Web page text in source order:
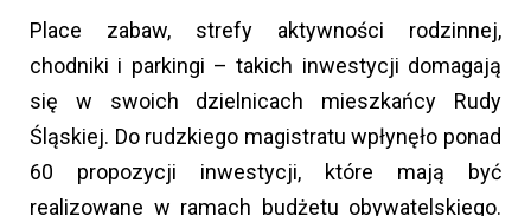
Place zabaw, strefy aktywności rodzinnej,
chodniki i parkingi – takich inwestycji domagają
się w swoich dzielnicach mieszkańcy Rudy
Śląskiej. Do rudzkiego magistratu wpłynęło ponad
60 propozycji inwestycji, które mają być
realizowane w ramach budżetu obywatelskiego.